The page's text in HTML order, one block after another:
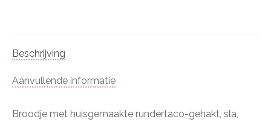
Beschrijving
Aanvullende informatie
Broodje met huisgemaakte rundertaco-gehakt, sla,